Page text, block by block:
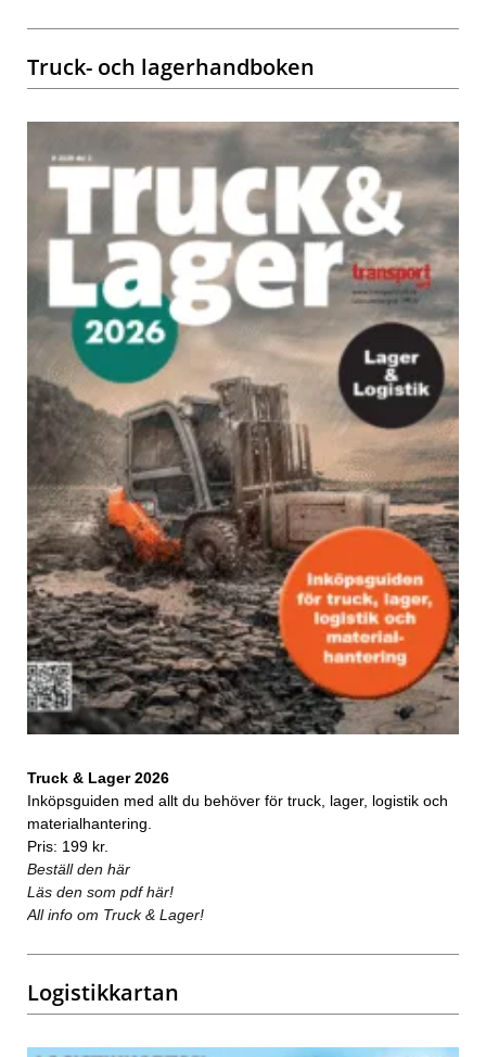
Truck- och lagerhandboken
Truck & Lager 2026
Inköpsguiden med allt du behöver för truck, lager, logistik och
materialhantering.
Pris: 199 kr.
Beställ den här
Läs den som pdf här!
All info om Truck & Lager!
Logistikkartan